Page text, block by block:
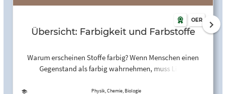
OER
Übersicht: Farbigkeit und Farbstoffe
Warum erscheinen Stoffe farbig? Wenn Menschen einen
Gegenstand als farbig wahrnehmen, muss Licht
gelangen. Dafür gibt es zwei Gründe: Der Gegenstand
Physik, Chemie, Biologie